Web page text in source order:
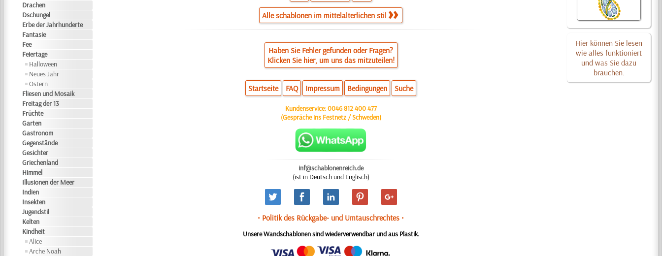
Drachen
Dschungel
Erbe der Jahrhunderte
Fantasie
Fee
Feiertage
Halloween
Neues Jahr
Ostern
Fliesen und Mosaik
Freitag der 13
Früchte
Garten
Gastronom
Gegenstände
Gesichter
Griechenland
Himmel
Illusionen der Meer
Indien
Insekten
Jugendstil
Kelten
Kindheit
Alice
Arche Noah
Hier können Sie lesen
wie alles funktioniert
und was Sie dazu
brauchen.
Alle schablonen im mittelalterlichen stil
Haben Sie Fehler gefunden oder Fragen?
Klicken Sie hier, um uns das mitzuteilen!
Startseite FAQ Impressum Bedingungen Suche
Kundenservice:0046 812 400 477
(Gespräche ins Festnetz / Schweden)
inf@schablonenreich.de
(ist in Deutsch und Englisch)
• Politik des Rückgabe- und Umtauschrechtes •
Unsere Wandschablonen sind wiederverwendbar und aus Plastik.